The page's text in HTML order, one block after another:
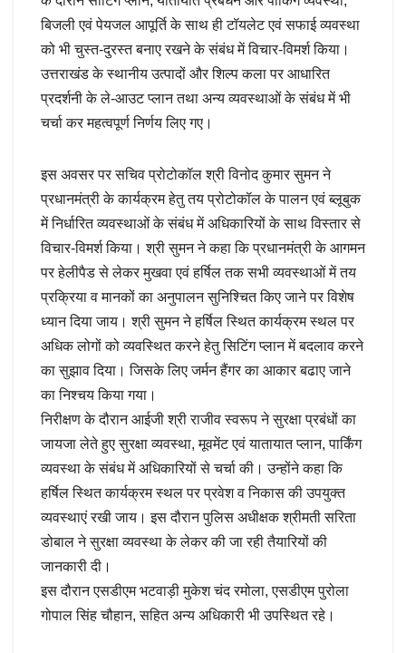
बिजली एवं पेयजल आपूर्ति के साथ ही टॉयलेट एवं सफाई व्यवस्था
को भी चुस्त-दुरस्त बनाए रखने के संबंध में विचार-विमर्श किया।
उत्तराखंड के स्थानीय उत्पादों और शिल्प कला पर आधारित
प्रदर्शनी के ले-आउट प्लान तथा अन्य व्यवस्थाओं के संबंध में भी
चर्चा कर महत्वपूर्ण निर्णय लिए गए।
इस अवसर पर सचिव प्रोटोकॉल श्री विनोद कुमार सुमन ने
प्रधानमंत्री के कार्यक्रम हेतु तय प्रोटोकॉल के पालन एवं ब्लूबुक
में निर्धारित व्यवस्थाओं के संबंध में अधिकारियों के साथ विस्तार से
विचार-विमर्श किया। श्री सुमन ने कहा कि प्रधानमंत्री के आगमन
पर हेलीपैड से लेकर मुखवा एवं हर्षिल तक सभी व्यवस्थाओं में तय
प्रक्रिया व मानकों का अनुपालन सुनिश्चित किए जाने पर विशेष
ध्यान दिया जाय। श्री सुमन ने हर्षिल स्थित कार्यक्रम स्थल पर
अधिक लोगों को व्यवस्थित करने हेतु सिटिंग प्लान में बदलाव करने
का सुझाव दिया। जिसके लिए जर्मन हैंगर का आकार बढाए जाने
का निश्चय किया गया।
निरीक्षण के दौरान आईजी श्री राजीव स्वरूप ने सुरक्षा प्रबंधों का
जायजा लेते हुए सुरक्षा व्यवस्था, मूवमेंट एवं यातायात प्लान, पार्किंग
व्यवस्था के संबंध में अधिकारियों से चर्चा की। उन्होंने कहा कि
हर्षिल स्थित कार्यक्रम स्थल पर प्रवेश व निकास की उपयुक्त
व्यवस्थाएं रखी जाय। इस दौरान पुलिस अधीक्षक श्रीमती सरिता
डोबाल ने सुरक्षा व्यवस्था के लेकर की जा रही तैयारियों की
जानकारी दी।
इस दौरान एसडीएम भटवाड़ी मुकेश चंद रमोला, एसडीएम पुरोला
गोपाल सिंह चौहान, सहित अन्य अधिकारी भी उपस्थित रहे।